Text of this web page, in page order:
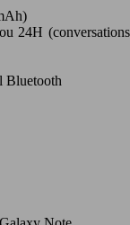
24H (conversations
Bluetooth